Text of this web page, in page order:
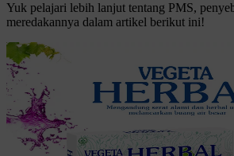
Yuk pelajari lebih lanjut tentang PMS,
meredakannya dalam artikel berikut ini!